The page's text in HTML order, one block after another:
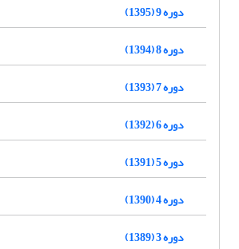
دوره 9 (1395)
دوره 8 (1394)
دوره 7 (1393)
دوره 6 (1392)
دوره 5 (1391)
دوره 4 (1390)
دوره 3 (1389)